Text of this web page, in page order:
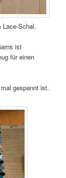
Lace-Schal.
ist
für einen
gespannt ist.